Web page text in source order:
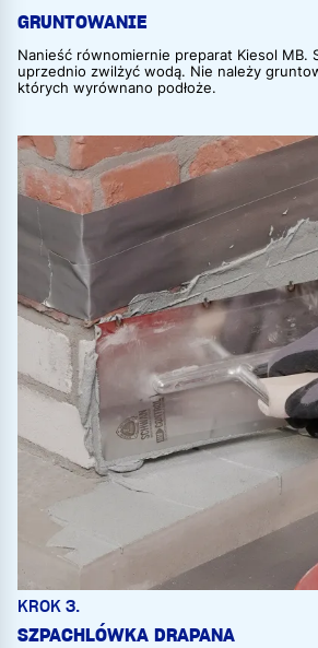
GRUNTOWANIE
Nanieść równomiernie preparat Kiesol MB.
uprzednio zwilżyć wodą. Nie należy
których wyrównano podłoże.
KROK 3.
SZPACHLÓWKA DRAPANA